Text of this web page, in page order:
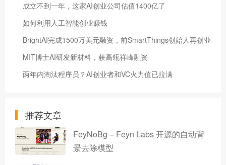
成立不到一年，这家AI创业公司估值1400亿了
如何利用人工智能创业赚钱
BrightAI完成1500万美元融资，前SmartThings创始人再创业
MIT博士AI研发新材料，获高瓴祥峰融资
两年内淘汰程序员？AI创业者和VC火力值已拉满
推荐文章
FeyNoBg – Feyn Labs 开源的自动背
景去除模型